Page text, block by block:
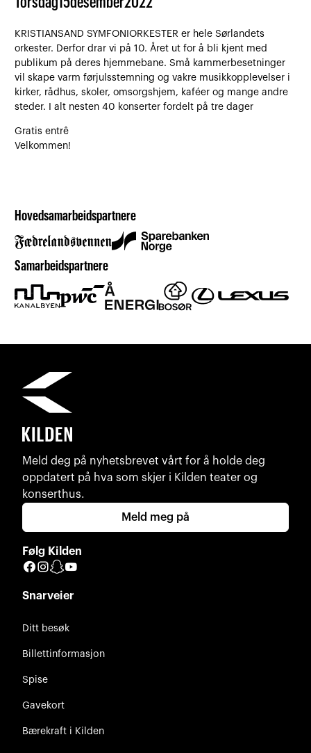
KRISTIANSAND SYMFONIORKESTER er hele Sørlandets
orkester. Derfor drar vi på 10. Året ut for å bli kjent med
publikum på deres hjemmebane. Små kammerbesetninger
vil skape varm førjulsstemning og vakre musikkopplevelser i
kirker, rådhus, skoler, omsorgshjem, kaféer og mange andre
steder. I alt nesten 40 konserter fordelt på tre dager
Gratis entrê
Velkommen!
Hovedsamarbeidspartnere
Samarbeidspartnere
Meld deg på nyhetsbrevet vårt for å holde deg
oppdatert på hva som skjer i Kilden teater og
konserthus.
Meld meg på
Følg Kilden
Facebook
Instagram
Snapchat
Snarveier
Ditt besøk
Billettinformasjon
Spise
Gavekort
Bærekraft i Kilden